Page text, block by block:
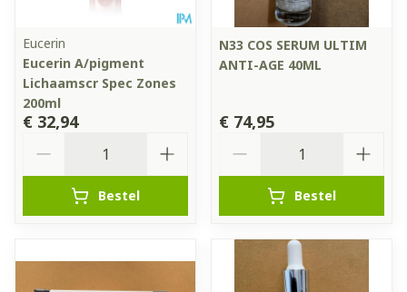
Eucerin
Eucerin A/pigment
Lichaamscr Spec Zones
200ml
€ 32,94
Bestel
N33 COS SERUM ULTIM
ANTI-AGE 40ML
€ 74,95
Bestel